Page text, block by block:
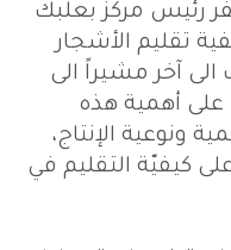
رئيس مركز بعلبك
تقليم الأشجار
آخر مشيراً الى
على أهمية هذه
ونوعية الإنتاج،
كيفيّة التقليم في